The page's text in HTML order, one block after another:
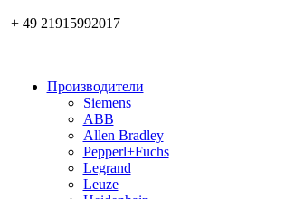
+ 49 21915992017
Производители
Siemens
ABB
Allen Bradley
Pepperl+Fuchs
Legrand
Leuze